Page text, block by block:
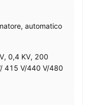
automatico
0,4 KV, 200
415 V/440 V/480